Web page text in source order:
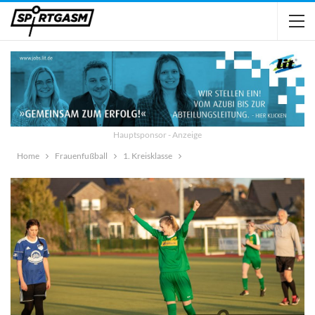
Hauptsponsor - Anzeige
Home
Frauenfußball 1. Kreisklasse